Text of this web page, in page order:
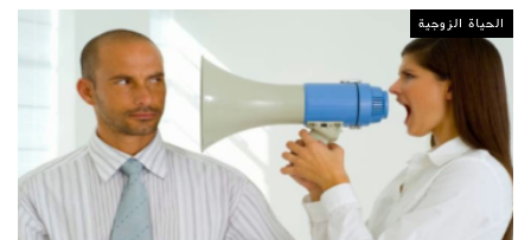
الحياة الزوجية